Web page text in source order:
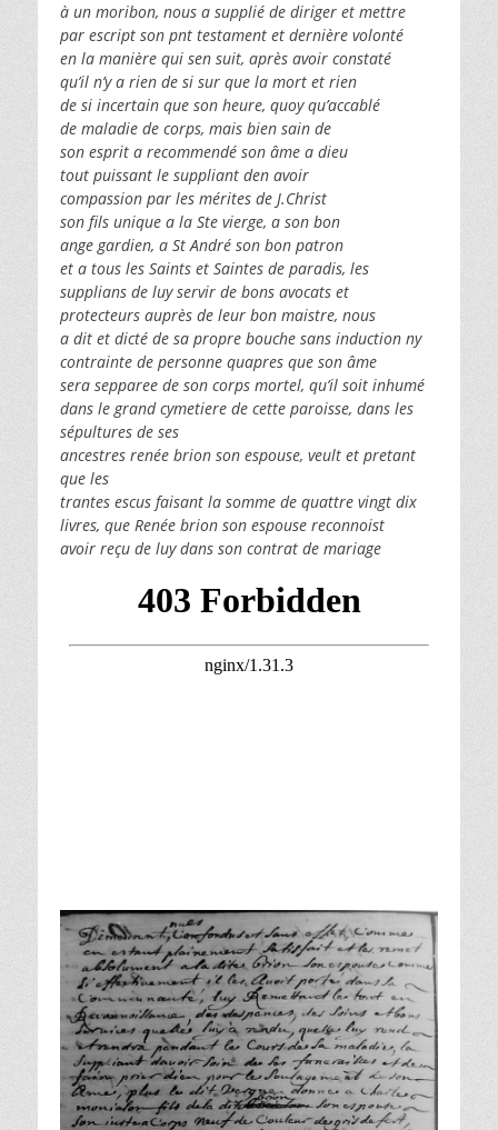
à un moribon, nous a supplié de diriger et mettre
par escript son pnt testament et dernière volonté
en la manière qui sen suit, après avoir constaté
qu’il n’y a rien de si sur que la mort et rien
de si incertain que son heure, quoy qu’accablé
de maladie de corps, mais bien sain de
son esprit a recommendé son âme a dieu
tout puissant le suppliant den avoir
compassion par les mérites de J.Christ
son fils unique a la Ste vierge, a son bon
ange gardien, a St André son bon patron
et a tous les Saints et Saintes de paradis, les
supplians de luy servir de bons avocats et
protecteurs auprès de leur bon maistre, nous
a dit et dicté de sa propre bouche sans induction ny
contrainte de personne quapres que son âme
sera sepparee de son corps mortel, qu’il soit inhumé
dans le grand cymetiere de cette paroisse, dans les
sépultures de ses
ancestres renée brion son espouse, veult et pretant
que les
trantes escus faisant la somme de quattre vingt dix
livres, que Renée brion son espouse reconnoist
avoir reçu de luy dans son contrat de mariage